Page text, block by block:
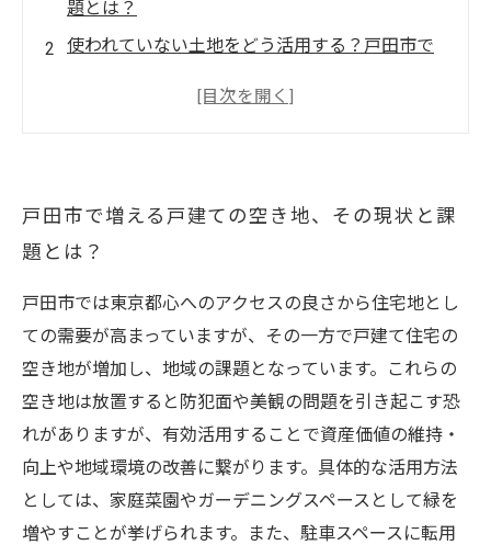
題とは？
使われていない土地をどう活用する？戸田市で
と注意点
実践で分かった！戸田市戸建て空き地活用成功
事例まとめ
空きスペースを賢く使う、戸田市の不動産活用
術
戸田市で空き地を持つあなたへ、資産価値を守
るための最適解
戸田市で増える戸建ての空き地、その現状と課
題とは？
戸田市では東京都心へのアクセスの良さから住宅地とし
ての需要が高まっていますが、その一方で戸建て住宅の
空き地が増加し、地域の課題となっています。これらの
空き地は放置すると防犯面や美観の問題を引き起こす恐
れがありますが、有効活用することで資産価値の維持・
向上や地域環境の改善に繋がります。具体的な活用方法
としては、家庭菜園やガーデニングスペースとして緑を
増やすことが挙げられます。また、駐車スペースに転用